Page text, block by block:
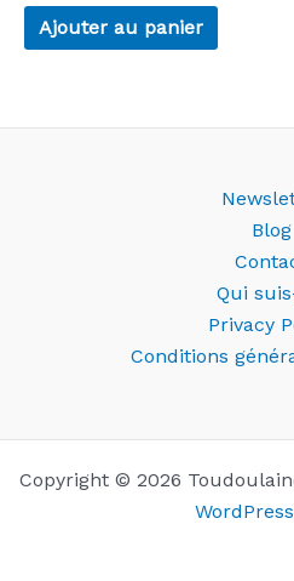
Ajouter au panier
Blog
Qui
Privacy
Conditions
Copyright © 2026